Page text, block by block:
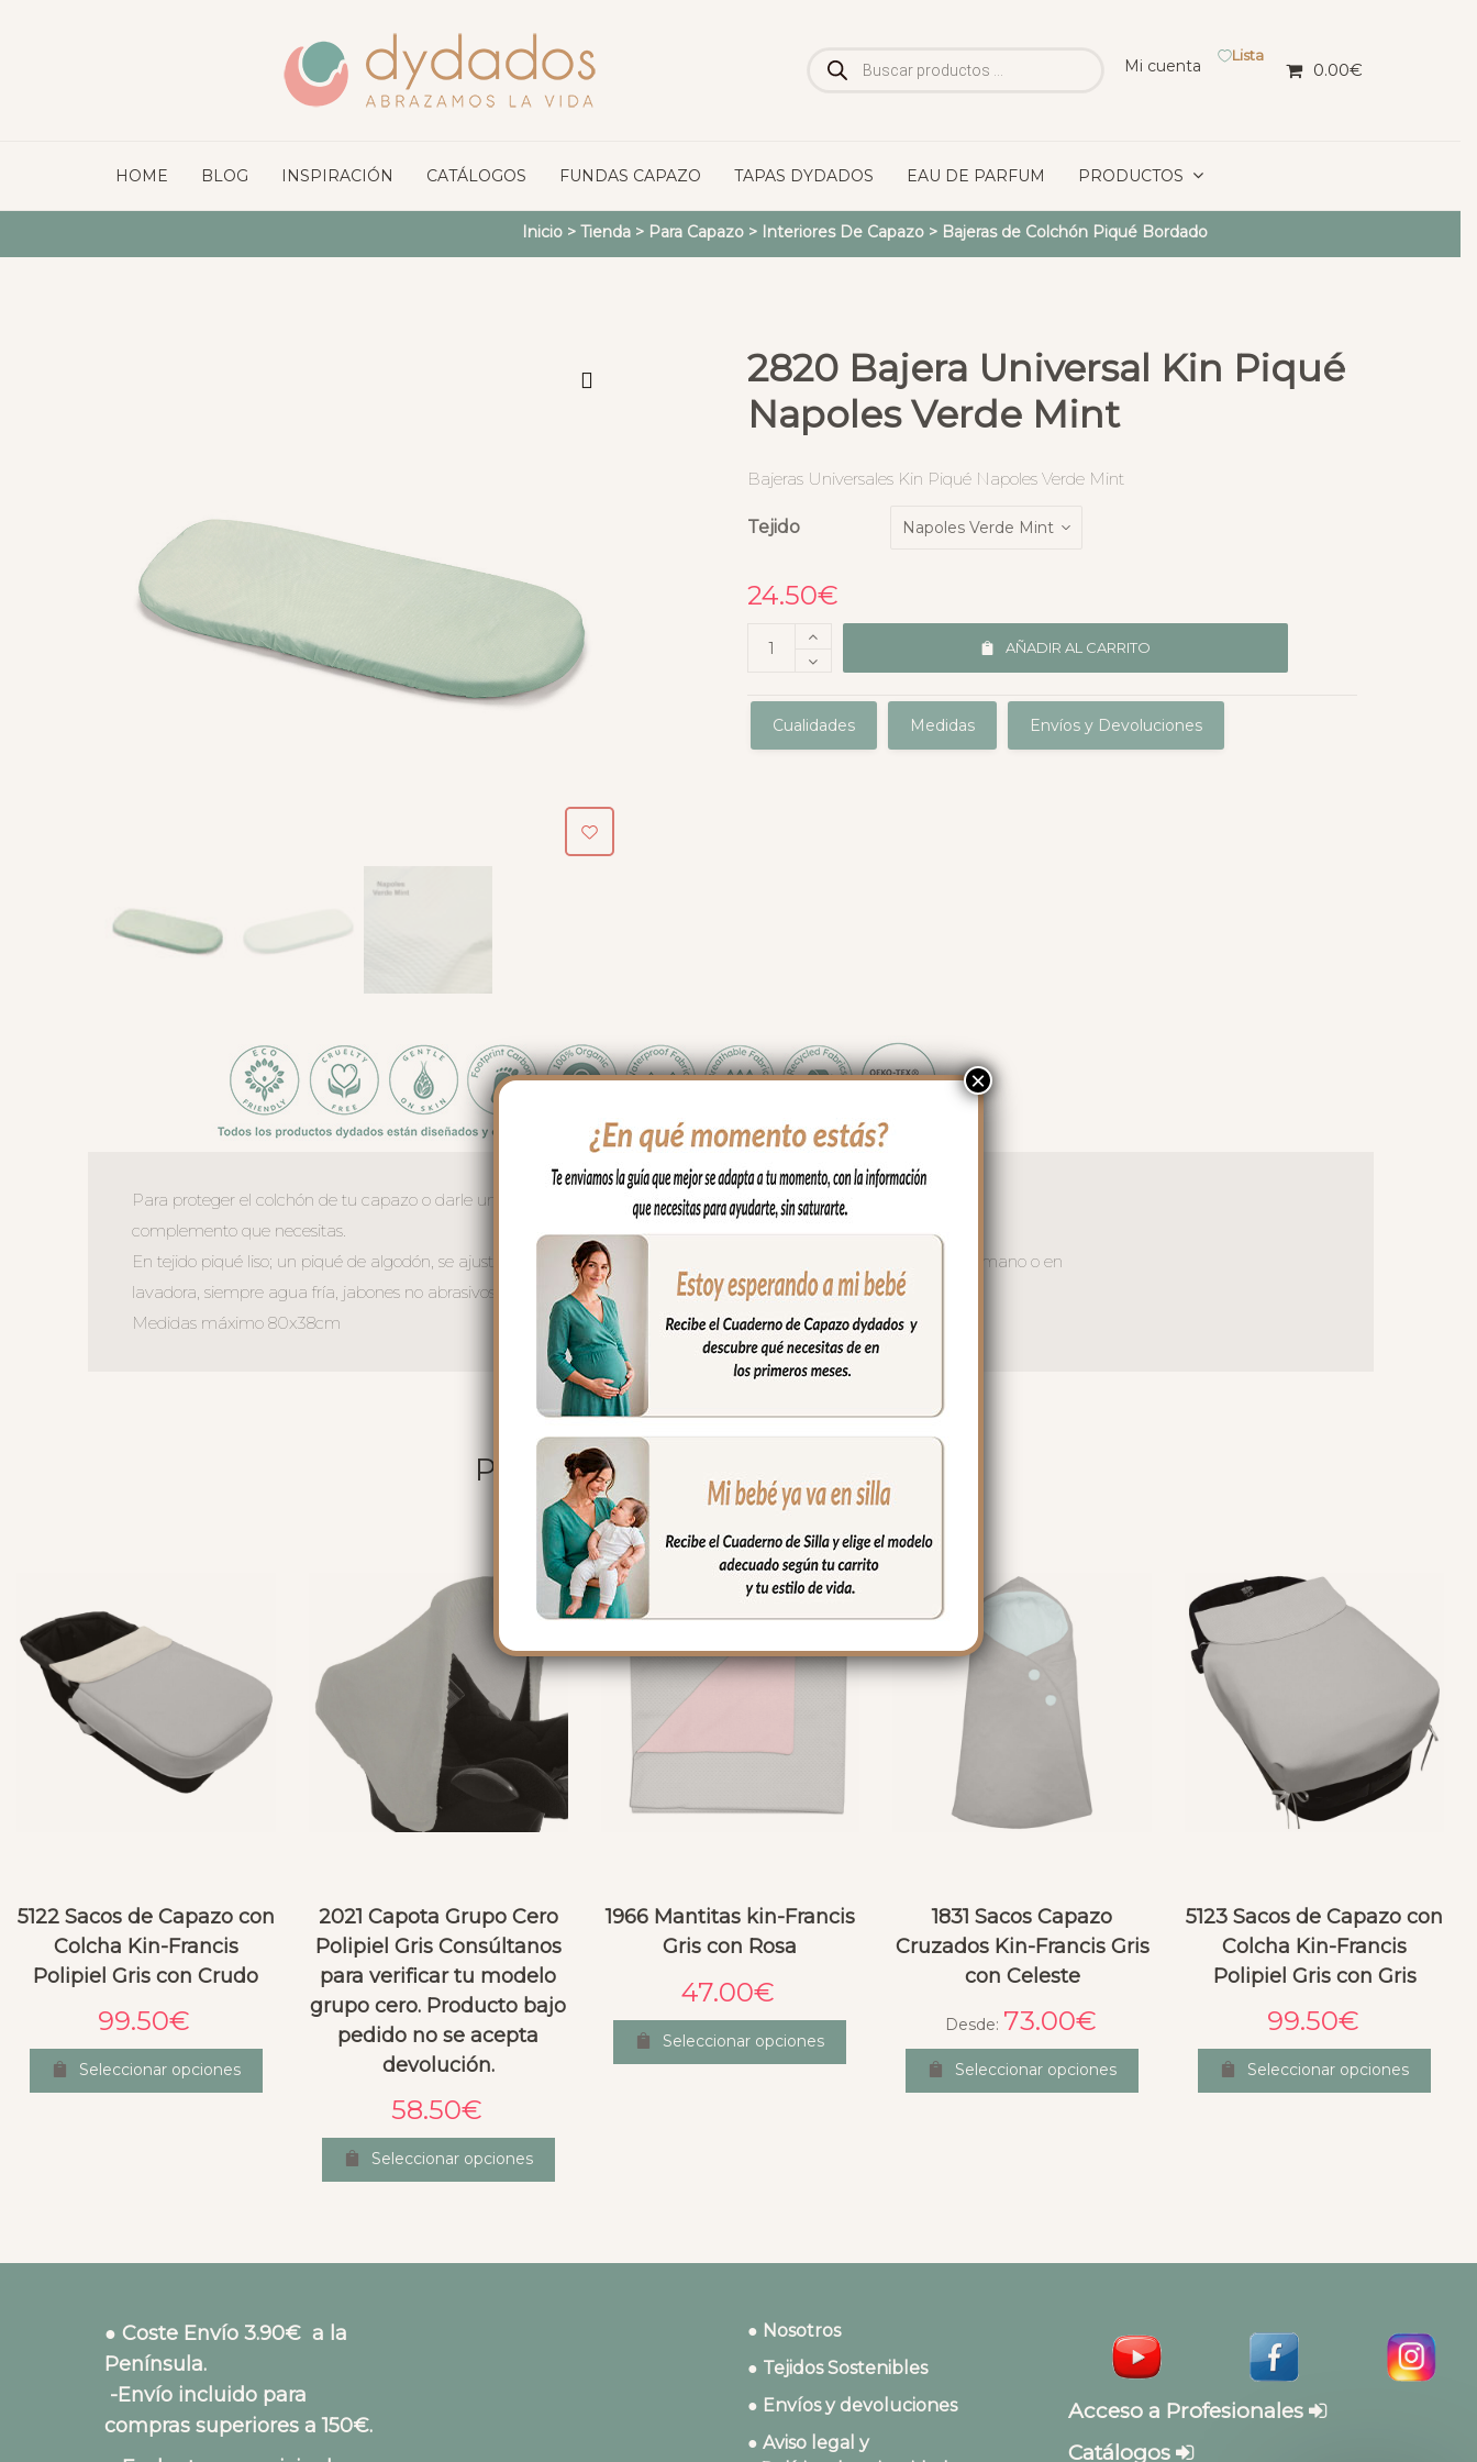
de
productos
Mi cuenta
Lista
0.00€
HOME BLOG INSPIRACIÓN CATÁLOGOS FUNDAS CAPAZO TAPAS DYDADOS EAU DE PARFUM PRODUCTOS
Inicio> Tienda> Para Capazo> Interiores De Capazo> Bajeras de Colchón Piqué Bordado
2820 Bajera Universal Kin Piqué
Napoles Verde Mint
Bajeras Universales Kin Piqué Napoles Verde Mint
Tejido
24.50€
AÑADIR AL CARRITO
Cualidades Medidas Envíos y Devoluciones
Para proteger el colchón de tu capazo o darle un toque especial, las bajeras universales para colchón en piqué es el
complemento que necesitas.
En tejido piqué liso; un piqué de algodón, se ajusta al colchón mediante goma en todo el contorno. Puedes lavar a mano o en
lavadora, siempre agua fría, jabones no abrasivos y secado al natural.
Medidas máximo 80x38cm
PRODUCTOS RELACIONADOS
5122 Sacos de Capazo con
Colcha Kin-Francis
Polipiel Gris con Crudo
99.50€
Seleccionar opciones
2021 Capota Grupo Cero
Polipiel Gris Consúltanos
para verificar tu modelo
grupo cero. Producto bajo
pedido no se acepta
devolución.
58.50€
Seleccionar opciones
1966 Mantitas kin-Francis
Gris con Rosa
47.00€
Seleccionar opciones
1831 Sacos Capazo
Cruzados Kin-Francis Gris
con Celeste
Desde: 73.00€
Seleccionar opciones
5123 Sacos de Capazo con
Colcha Kin-Francis
Polipiel Gris con Gris
99.50€
Seleccionar opciones
● Coste Envío 3.90€ a la
Península.
-Envío incluido para
compras superiores a 150€.
● Nosotros
● Tejidos Sostenibles
● Envíos y devoluciones
● Aviso legal y
Acceso a Profesionales
Catálogos
×